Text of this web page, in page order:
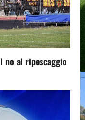
no al ripescaggio